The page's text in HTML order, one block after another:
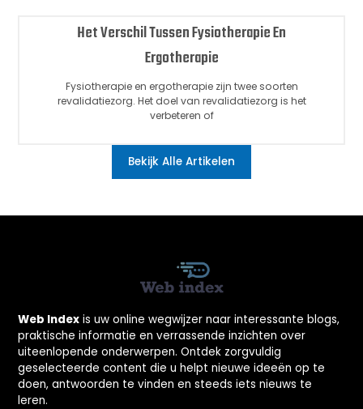
Het Verschil Tussen Fysiotherapie En
Ergotherapie
Fysiotherapie en ergotherapie zijn twee soorten
revalidatiezorg. Het doel van revalidatiezorg is het
verbeteren of
Bekijk Alle Artikelen
Web Index is uw online wegwijzer naar interessante blogs,
praktische informatie en verrassende inzichten over
uiteenlopende onderwerpen. Ontdek zorgvuldig
geselecteerde content die u helpt nieuwe ideeën op te
doen, antwoorden te vinden en steeds iets nieuws te
leren.